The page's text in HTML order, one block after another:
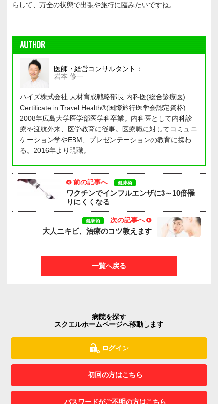
らして、万全の状態で出張や旅行に臨みたいですね。
AUTHOR
医師・経営コンサルタント：
岩本 修一
ハイズ株式会社 人材育成戦略部長 内科医(総合診療医)
Certificate in Travel Health®(国際旅行医学会認定資格)
2008年広島大学医学部医学科卒業。内科医として内科診
療や渡航外来、医学教育に従事。医療職に対してコミュニ
ケーション学やEBM、プレゼンテーションの教育に携わ
る。2016年より現職。
前の記事へ 健康術
ワクチンでインフルエンザに3～10倍罹
りにくくなる
健康術 次の記事へ
大人ニキビ、治療のコツ教えます
一覧へ戻る
病院を探す
スクエルホームページへ移動します
ログイン
初回の方はこちら
パスワードがご不明の方はこちら